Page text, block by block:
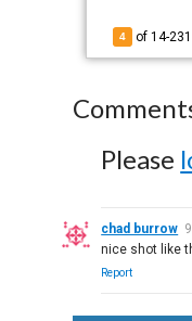
4 of 14-
Please
chad burrow
nice shot like
Report